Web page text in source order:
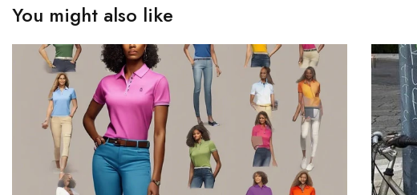
You might also like